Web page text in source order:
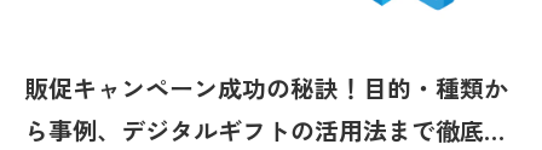
販促キャンペーン成功の秘訣！目的・種類か
ら事例、デジタルギフトの活用法まで徹底解